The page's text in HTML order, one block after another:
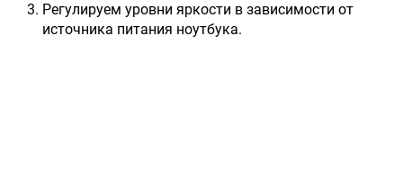
Регулируем уровни яркости в зависимости от
источника питания ноутбука.